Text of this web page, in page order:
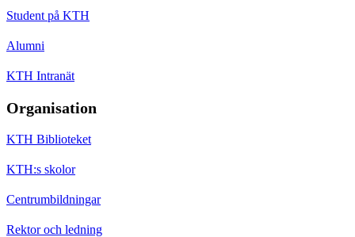
Student på KTH
Alumni
KTH Intranät
Organisation
KTH Biblioteket
KTH:s skolor
Centrumbildningar
Rektor och ledning